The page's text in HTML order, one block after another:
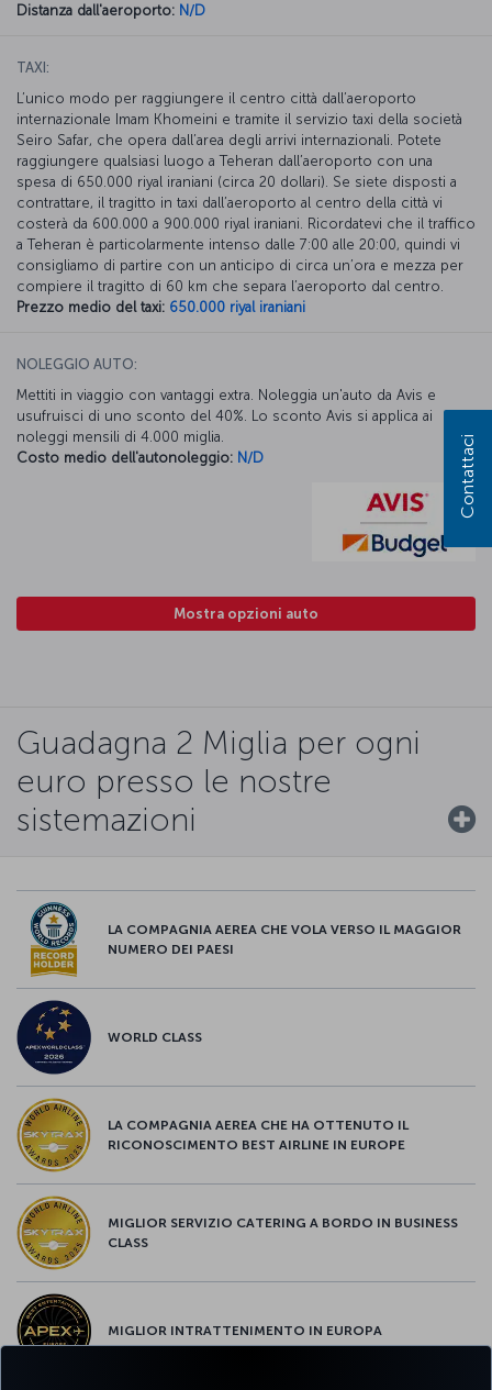
Distanza dall'aeroporto: N/D
TAXI:
L’unico modo per raggiungere il centro città dall’aeroporto
internazionale Imam Khomeini e tramite il servizio taxi della società
Seiro Safar, che opera dall’area degli arrivi internazionali. Potete
raggiungere qualsiasi luogo a Teheran dall’aeroporto con una
spesa di 650.000 riyal iraniani (circa 20 dollari). Se siete disposti a
contrattare, il tragitto in taxi dall’aeroporto al centro della città vi
costerà da 600.000 a 900.000 riyal iraniani. Ricordatevi che il traffico
a Teheran è particolarmente intenso dalle 7:00 alle 20:00, quindi vi
consigliamo di partire con un anticipo di circa un’ora e mezza per
compiere il tragitto di 60 km che separa l’aeroporto dal centro.
Prezzo medio del taxi: 650.000 riyal iraniani
NOLEGGIO AUTO:
Mettiti in viaggio con vantaggi extra. Noleggia un'auto da Avis e
usufruisci di uno sconto del 40%. Lo sconto Avis si applica ai
noleggi mensili di 4.000 miglia.
Costo medio dell'autonoleggio: N/D
Mostra opzioni auto
Guadagna 2 Miglia per ogni
euro presso le nostre
sistemazioni
LA COMPAGNIA AEREA CHE VOLA VERSO IL MAGGIOR
NUMERO DEI PAESI
WORLD CLASS
LA COMPAGNIA AEREA CHE HA OTTENUTO IL
RICONOSCIMENTO BEST AIRLINE IN EUROPE
MIGLIOR SERVIZIO CATERING A BORDO IN BUSINESS
CLASS
MIGLIOR INTRATTENIMENTO IN EUROPA
Contattaci